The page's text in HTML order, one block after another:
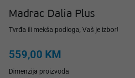
Madrac Dalia Plus
Tvrđa ili mekša podloga, Vaš je izbor!
559,00 KM
Dimenzija proizvoda